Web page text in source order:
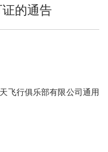
的通告
飞行俱乐部有限公司 通用